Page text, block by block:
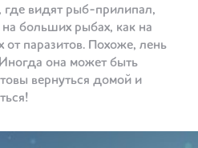
где видят рыб-прилипал,
больших рыбах, как на
от паразитов. Похоже, лень
она может быть
вернуться домой и